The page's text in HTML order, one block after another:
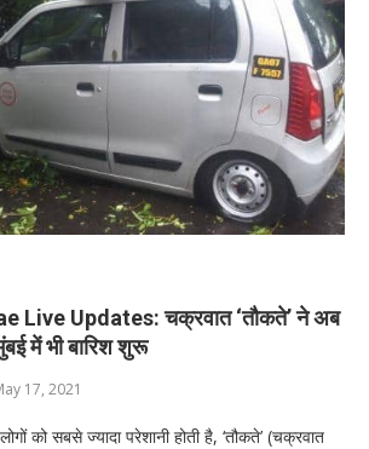
Live Updates: चक्रवात ‘तौकते’ ने अब
में भी बारिश शुरू
17, 2021
को सबसे ज्यादा परेशानी होती है, ‘तौकते’ (चक्रवात